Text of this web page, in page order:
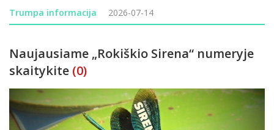
institucijomis. Su parengto plano sprendiniais ir suderintomis
gyvenamųjų vietovių teritorijų ribomis visuomenė g
Trumpa informacija 2026-07-14
Naujausiame „Rokiškio Sirena“ numeryje
skaitykite (0)